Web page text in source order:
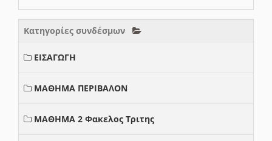
Κατηγορίες συνδέσμων
ΕΙΣΑΓΩΓΗ
ΜΑΘΗΜΑ ΠΕΡΙΒΑΛΟΝ
ΜΑΘΗΜΑ 2 Φακελος Τριτης